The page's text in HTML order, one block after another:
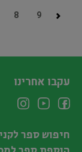
8
9
עקבו אחרינו
חיפוש ספר